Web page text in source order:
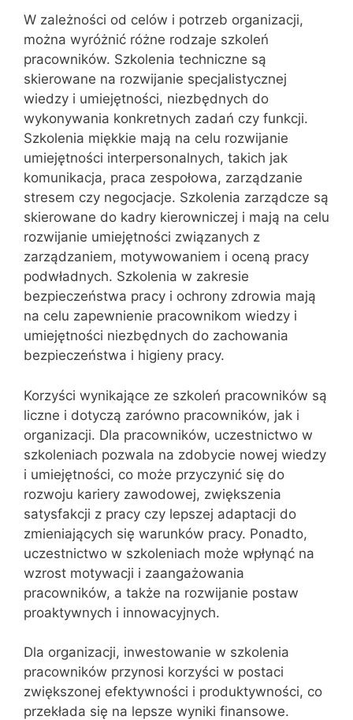
W zależności od celów i potrzeb organizacji,
można wyróżnić różne rodzaje szkoleń
pracowników. Szkolenia techniczne są
skierowane na rozwijanie specjalistycznej
wiedzy i umiejętności, niezbędnych do
wykonywania konkretnych zadań czy funkcji.
Szkolenia miękkie mają na celu rozwijanie
umiejętności interpersonalnych, takich jak
komunikacja, praca zespołowa, zarządzanie
stresem czy negocjacje. Szkolenia zarządcze są
skierowane do kadry kierowniczej i mają na celu
rozwijanie umiejętności związanych z
zarządzaniem, motywowaniem i oceną pracy
podwładnych. Szkolenia w zakresie
bezpieczeństwa pracy i ochrony zdrowia mają
na celu zapewnienie pracownikom wiedzy i
umiejętności niezbędnych do zachowania
bezpieczeństwa i higieny pracy.
Korzyści wynikające ze szkoleń pracowników są
liczne i dotyczą zarówno pracowników, jak i
organizacji. Dla pracowników, uczestnictwo w
szkoleniach pozwala na zdobycie nowej wiedzy
i umiejętności, co może przyczynić się do
rozwoju kariery zawodowej, zwiększenia
satysfakcji z pracy czy lepszej adaptacji do
zmieniających się warunków pracy. Ponadto,
uczestnictwo w szkoleniach może wpłynąć na
wzrost motywacji i zaangażowania
pracowników, a także na rozwijanie postaw
proaktywnych i innowacyjnych.
Dla organizacji, inwestowanie w szkolenia
pracowników przynosi korzyści w postaci
zwiększonej efektywności i produktywności, co
przekłada się na lepsze wyniki finansowe.